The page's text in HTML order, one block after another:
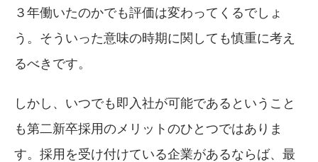
３年働いたのかでも評価は変わってくるでしょ
う。そういった意味の時期に関しても慎重に考え
るべきです。
しかし、いつでも即入社が可能であるということ
も第二新卒採用のメリットのひとつではありま
す。採用を受け付けている企業があるならば、最